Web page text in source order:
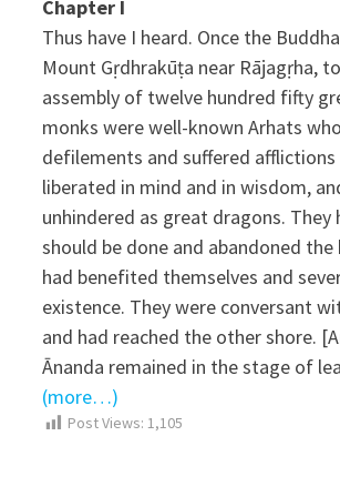
Chapter I
Thus have I heard. Once the
Mount Gṛdhrakūṭa near Rājagṛha,
assembly of twelve hundred fifty
monks were well-known Arhats
defilements and suffered
liberated in mind and in wisdom,
unhindered as great dragons. They
should be done and abandoned the
had benefited themselves and
existence. They were conversant
and had reached the other shore.
Ānanda remained in the stage of
(more…)
Post Views: 1,105